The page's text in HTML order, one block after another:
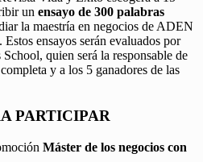
un ensayo de 300 palabras
la maestría en negocios de ADEN
ensayos serán evaluados por
quien será la responsable de
y a los 5 ganadores de las
PARTICIPAR
Máster de los negocios con